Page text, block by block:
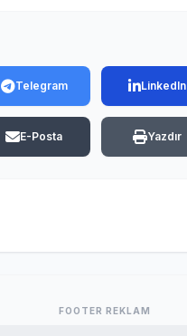
Telegram LinkedIn
E-Posta Yazdır
FOOTER REKLAM